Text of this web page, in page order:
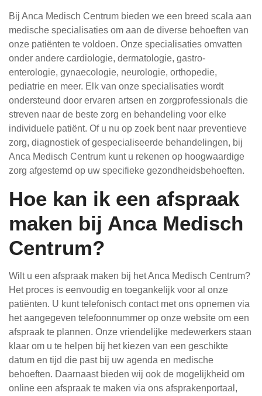
Bij Anca Medisch Centrum bieden we een breed scala aan
medische specialisaties om aan de diverse behoeften van
onze patiënten te voldoen. Onze specialisaties omvatten
onder andere cardiologie, dermatologie, gastro-
enterologie, gynaecologie, neurologie, orthopedie,
pediatrie en meer. Elk van onze specialisaties wordt
ondersteund door ervaren artsen en zorgprofessionals die
streven naar de beste zorg en behandeling voor elke
individuele patiënt. Of u nu op zoek bent naar preventieve
zorg, diagnostiek of gespecialiseerde behandelingen, bij
Anca Medisch Centrum kunt u rekenen op hoogwaardige
zorg afgestemd op uw specifieke gezondheidsbehoeften.
Hoe kan ik een afspraak
maken bij Anca Medisch
Centrum?
Wilt u een afspraak maken bij het Anca Medisch Centrum?
Het proces is eenvoudig en toegankelijk voor al onze
patiënten. U kunt telefonisch contact met ons opnemen via
het aangegeven telefoonnummer op onze website om een
afspraak te plannen. Onze vriendelijke medewerkers staan
klaar om u te helpen bij het kiezen van een geschikte
datum en tijd die past bij uw agenda en medische
behoeften. Daarnaast bieden wij ook de mogelijkheid om
online een afspraak te maken via ons afsprakenportaal,